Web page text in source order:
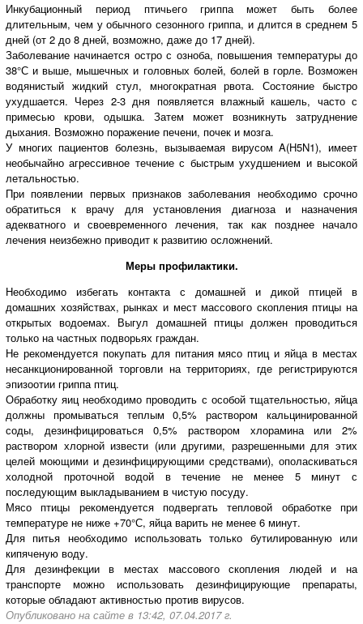
Инкубационный период птичьего гриппа может быть более
длительным, чем у обычного сезонного гриппа, и длится в среднем 5
дней (от 2 до 8 дней, возможно, даже до 17 дней).
Заболевание начинается остро с озноба, повышения температуры до
38°С и выше, мышечных и головных болей, болей в горле. Возможен
водянистый жидкий стул, многократная рвота. Состояние быстро
ухудшается. Через 2-3 дня появляется влажный кашель, часто с
примесью крови, одышка. Затем может возникнуть затруднение
дыхания. Возможно поражение печени, почек и мозга.
У многих пациентов болезнь, вызываемая вирусом A(H5N1), имеет
необычайно агрессивное течение с быстрым ухудшением и высокой
летальностью.
При появлении первых признаков заболевания необходимо срочно
обратиться к врачу для установления диагноза и назначения
адекватного и своевременного лечения, так как позднее начало
лечения неизбежно приводит к развитию осложнений.
Меры профилактики.
Необходимо избегать контакта с домашней и дикой птицей в
домашних хозяйствах, рынках и мест массового скопления птицы на
открытых водоемах. Выгул домашней птицы должен проводиться
только на частных подворьях граждан.
Не рекомендуется покупать для питания мясо птиц и яйца в местах
несанкционированной торговли на территориях, где регистрируются
эпизоотии гриппа птиц.
Обработку яиц необходимо проводить с особой тщательностью, яйца
должны промываться теплым 0,5% раствором кальцинированной
соды, дезинфицироваться 0,5% раствором хлорамина или 2%
раствором хлорной извести (или другими, разрешенными для этих
целей моющими и дезинфицирующими средствами), ополаскиваться
холодной проточной водой в течение не менее 5 минут с
последующим выкладыванием в чистую посуду.
Мясо птицы рекомендуется подвергать тепловой обработке при
температуре не ниже +70°С, яйца варить не менее 6 минут.
Для питья необходимо использовать только бутилированную или
кипяченую воду.
Для дезинфекции в местах массового скопления людей и на
транспорте можно использовать дезинфицирующие препараты,
которые обладают активностью против вирусов.
Опубликовано на сайте в 13:42, 07.04.2017 г.